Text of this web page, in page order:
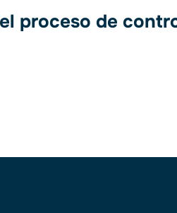
proceso de